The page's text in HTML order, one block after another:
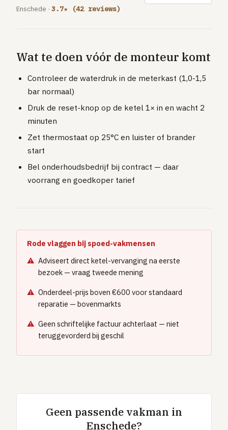
Enschede · 3.7★ (42 reviews)
Wat te doen vóór de monteur komt
Controleer de waterdruk in de meterkast (1,0-1,5
bar normaal)
Druk de reset-knop op de ketel 1× in en wacht 2
minuten
Zet thermostaat op 25°C en luister of brander
start
Bel onderhoudsbedrijf bij contract — daar
voorrang en goedkoper tarief
Rode vlaggen bij spoed-vakmensen
Adviseert direct ketel-vervanging na eerste
bezoek — vraag tweede mening
Onderdeel-prijs boven €600 voor standaard
reparatie — bovenmarkts
Geen schriftelijke factuur achterlaat — niet
teruggevorderd bij geschil
Geen passende vakman in
Enschede?